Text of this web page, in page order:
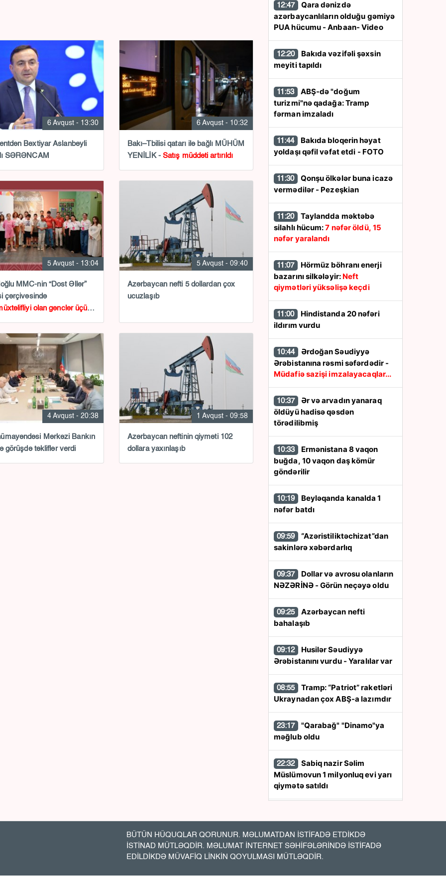
6 Avqust - 13:30
Bəxtiyar Aslanbəyli
SƏRƏNCAM
6 Avqust - 10:32
Bakı–Tbilisi qatarı ilə bağlı MÜHÜM
YENİLİK - Satış müddəti artırıldı
5 Avqust - 13:04
MMC-nin “Dost Əllər”
çərçivəsində
olan gənclər üçün
5 Avqust - 09:40
Azərbaycan nefti 5 dollardan çox
ucuzlaşıb
4 Avqust - 20:38
Mərkəzi Bankın
görüşdə təkliflər verdi
1 Avqust - 09:58
Azərbaycan neftinin qiyməti 102
dollara yaxınlaşıb
12:47
azərbaycanlıların olduğu gəmiyə
PUA hücumu - Anbaan- Video
12:20
meyiti tapıldı
11:53
turizmi"nə qadağa: Tramp
fərman imzaladı
11:44
yoldaşı qəfil vəfat etdi - FOTO
11:30
vermədilər - Pezeşkian
11:20
silahlı hücum:7 nəfər öldü, 15
nəfər yaralandı
11:07
bazarını silkələyir: Neft
qiymətləri yüksəlişə keçdi
11:00
ildırım vurdu
10:44
Ərəbistanına rəsmi səfərdədir -
Müdafiə sazişi imzalayacaqlar...
10:37
öldüyü hadisə qəsdən
törədilibmiş
10:33
buğda, 10 vaqon daş kömür
göndərilir
10:19
nəfər batdı
09:59
sakinlərə xəbərdarlıq
09:37
NƏZƏRİNƏ - Görün neçəyə oldu
09:25
bahalaşıb
09:12
Ərəbistanını vurdu - Yaralılar var
08:55
Ukraynadan çox ABŞ-a lazımdır
23:17
məğlub oldu
22:32
Müslümovun 1 milyonluq evi yarı
qiymətə satıldı
məhkəmə - Qərar açıqlandı
20:40
Motosikletlə “Mercedes”
toqquşdu - Kuryer xəsarət aldı
BÜTÜN HÜQUQLAR QORUNUR. MƏLUMATDAN İSTİFADƏ ETDİKDƏ
İSTİNAD MÜTLƏQDİR. MƏLUMAT İNTERNET SƏHİFƏLƏRİNDƏ İSTİFADƏ
EDİLDİKDƏ MÜVAFİQ LİNKİN QOYULMASI MÜTLƏQDİR.